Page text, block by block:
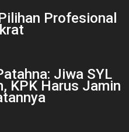
Profesional
Jiwa SYL
KPK Harus Jamin